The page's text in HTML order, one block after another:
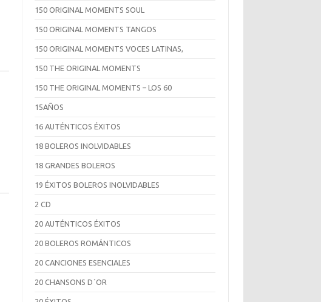
150 ORIGINAL MOMENTS SOUL
150 ORIGINAL MOMENTS TANGOS
150 ORIGINAL MOMENTS VOCES LATINAS,
150 THE ORIGINAL MOMENTS
150 THE ORIGINAL MOMENTS – LOS 60
15AÑOS
16 AUTÉNTICOS ÉXITOS
18 BOLEROS INOLVIDABLES
18 GRANDES BOLEROS
19 ÉXITOS BOLEROS INOLVIDABLES
2 CD
20 AUTÉNTICOS ÉXITOS
20 BOLEROS ROMÁNTICOS
20 CANCIONES ESENCIALES
20 CHANSONS D´OR